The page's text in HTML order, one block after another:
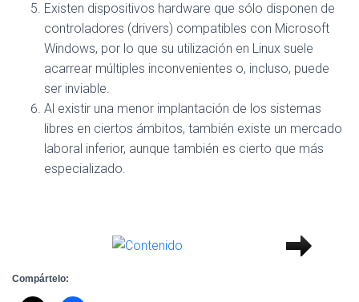
Existen dispositivos hardware que sólo disponen de
controladores (drivers) compatibles con Microsoft
Windows, por lo que su utilización en Linux suele
acarrear múltiples inconvenientes o, incluso, puede
ser inviable.
Al existir una menor implantación de los sistemas
libres en ciertos ámbitos, también existe un mercado
laboral inferior, aunque también es cierto que más
especializado.
Compártelo: